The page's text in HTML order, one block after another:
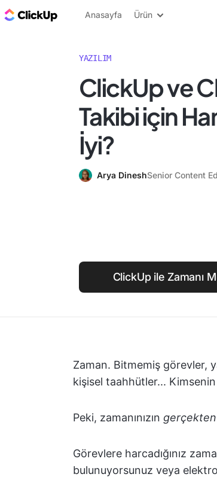
ClickUp Blog
Anasayfa Ürün
YAZILIM
ClickUp ve
Takibi için
İyi?
Arya DineshSenior Content
ClickUp ile Zamanı
Zaman. Bitmemiş görevler,
kişisel taahhütler...
Peki, zamanınızın gerçekten
Görevlere harcadığınız
bulunuyorsunuz veya